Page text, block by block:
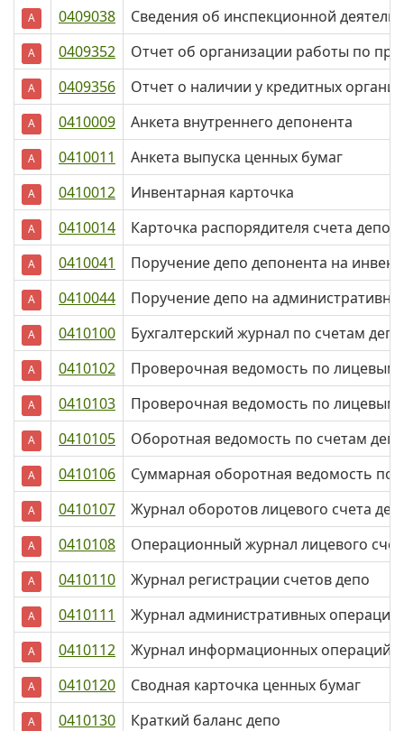
А 0409038 Сведения об инспекционной
А 0409352 Отчет об организации работы по
А 0409356 Отчет о наличии у кредитных
А 0410009 Анкета внутреннего депонента
А 0410011 Анкета выпуска ценных бумаг
А 0410012 Инвентарная карточка
А 0410014 Карточка распорядителя счета депо/
А 0410041 Поручение депо депонента на
А 0410044 Поручение депо на
А 0410100 Бухгалтерский журнал по счетам депо
А 0410102 Проверочная ведомость по лицевым
А 0410103 Проверочная ведомость по лицевым
А 0410105 Оборотная ведомость по счетам депо
А 0410106 Суммарная оборотная ведомость по
А 0410107 Журнал оборотов лицевого счета
А 0410108 Операционный журнал лицевого
А 0410110 Журнал регистрации счетов депо
А 0410111 Журнал административных операций
А 0410112 Журнал информационных операций
А 0410120 Сводная карточка ценных бумаг
А 0410130 Краткий баланс депо